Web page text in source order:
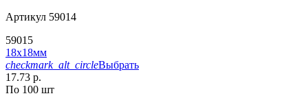
Артикул 59014
59015
18х18мм
checkmark_alt_circleВыбрать
17.73 р.
По 100 шт